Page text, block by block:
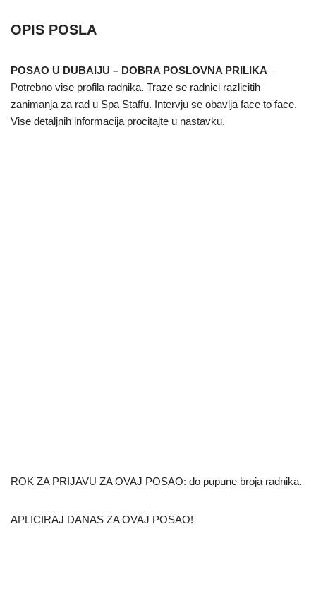
OPIS POSLA
POSAO U DUBAIJU – DOBRA POSLOVNA PRILIKA –
Potrebno vise profila radnika. Traze se radnici razlicitih
zanimanja za rad u Spa Staffu. Intervju se obavlja face to face.
Vise detaljnih informacija procitajte u nastavku.
ROK ZA PRIJAVU ZA OVAJ POSAO: do pupune broja radnika.
APLICIRAJ DANAS ZA OVAJ POSAO!